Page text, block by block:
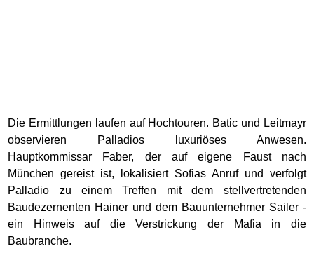
Die Ermittlungen laufen auf Hochtouren. Batic und Leitmayr
observieren Palladios luxuriöses Anwesen.
Hauptkommissar Faber, der auf eigene Faust nach
München gereist ist, lokalisiert Sofias Anruf und verfolgt
Palladio zu einem Treffen mit dem stellvertretenden
Baudezernenten Hainer und dem Bauunternehmer Sailer -
ein Hinweis auf die Verstrickung der Mafia in die
Baubranche.